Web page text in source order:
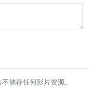
储存任何影片资源。